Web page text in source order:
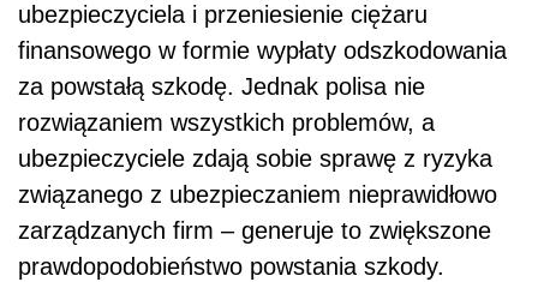
ubezpieczyciela i przeniesienie ciężaru
finansowego w formie wypłaty odszkodowania
za powstałą szkodę. Jednak polisa nie
rozwiązaniem wszystkich problemów, a
ubezpieczyciele zdają sobie sprawę z ryzyka
związanego z ubezpieczaniem nieprawidłowo
zarządzanych firm – generuje to zwiększone
prawdopodobieństwo powstania szkody.